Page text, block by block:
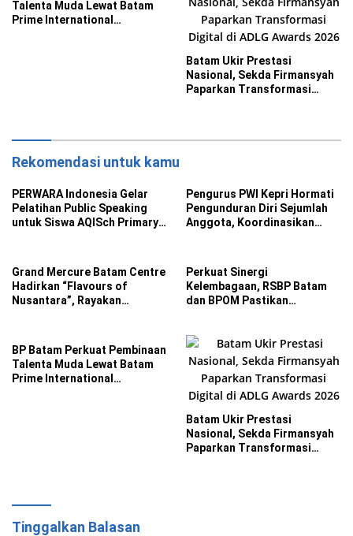
Talenta Muda Lewat Batam
Prime International
Batam Ukir Prestasi
Nasional, Sekda Firmansyah
Paparkan Transformasi
Rekomendasi untuk kamu
PERWARA Indonesia Gelar
Pelatihan Public Speaking
untuk Siswa AQISch Primary
Pengurus PWI Kepri Hormati
Pengunduran Diri Sejumlah
Anggota, Koordinasikan
Grand Mercure Batam Centre
Hadirkan “Flavours of
Nusantara”, Rayakan
Perkuat Sinergi
Kelembagaan, RSBP Batam
dan BPOM Pastikan
BP Batam Perkuat Pembinaan
Talenta Muda Lewat Batam
Prime International
Batam Ukir Prestasi
Nasional, Sekda Firmansyah
Paparkan Transformasi
Tinggalkan Balasan